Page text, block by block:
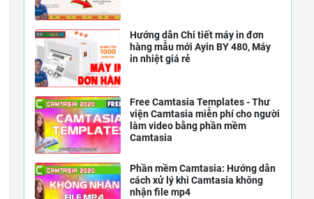
Hướng dẫn Chi tiết máy in đơn
hàng mẫu mới Ayin BY 480, Máy
in nhiệt giá rẻ
Free Camtasia Templates - Thư
viện Camtasia miễn phí cho người
làm video bằng phần mềm
Camtasia
Phần mềm Camtasia: Hướng dẫn
cách xử lý khi Camtasia không
nhận file mp4